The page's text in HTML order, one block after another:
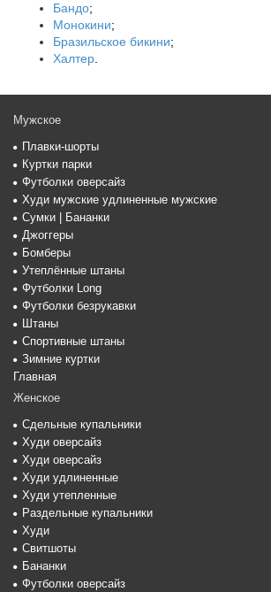
Бандо;
Монокини;
Бразильское бикини;
Халтер.
Мужское
Плавки-шорты
Куртки парки
Футболки оверсайз
Худи мужские удлиненные мужские
Сумки | Бананки
Джоггеры
Бомберы
Утеплённые штаны
Футболки Long
Футболки безрукавки
Штаны
Спортивные штаны
Зимние куртки
Главная
Женское
Сдельные купальники
Худи оверсайз
Худи оверсайз
Худи удлиненные
Худи утепленные
Раздельные купальники
Худи
Свитшоты
Бананки
Футболки оверсайз